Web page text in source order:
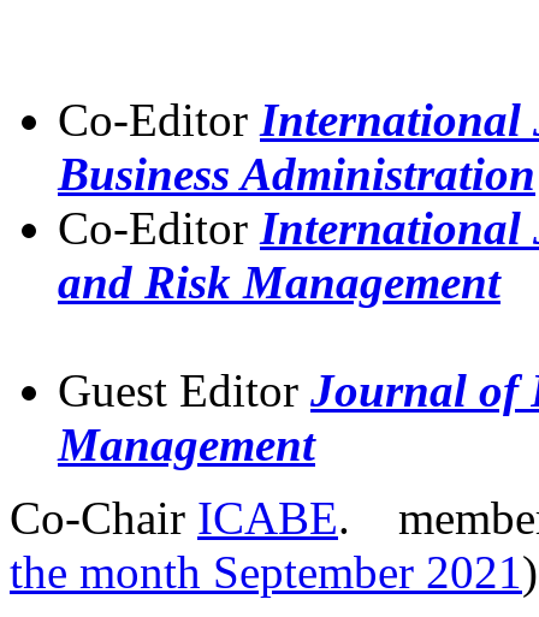
Co-Editor International
Business Administration
Co-Editor International
and Risk Management
Guest Editor Journal of
Management
Co-Chair ICABE.
the month September 2021